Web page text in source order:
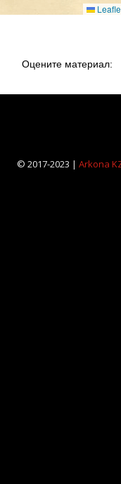
Оцените материал:
© 2017-2023 | Arkona